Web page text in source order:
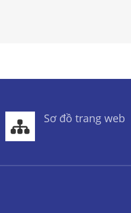
Sơ đồ trang web